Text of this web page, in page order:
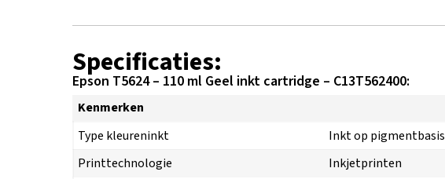
Specificaties:
Epson T5624 – 110 ml Geel inkt cartridge – C13T562400:
Kenmerken
Type kleureninkt
Inkt op pigmentbasis
Printtechnologie
Inkjetprinten